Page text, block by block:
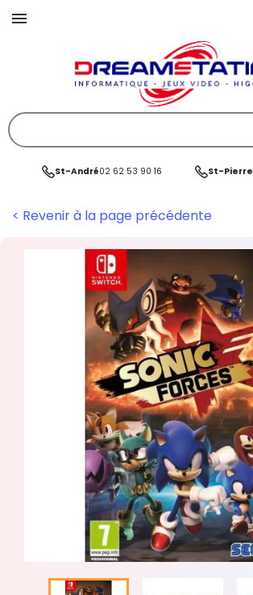
St-André02 62 53 90 16 St-Pierre
< Revenir à la page précédente